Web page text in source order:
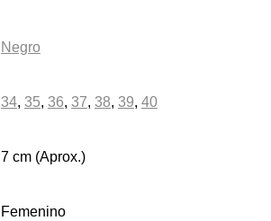
Negro
34, 35, 36, 37, 38, 39, 40
7 cm (Aprox.)
Femenino